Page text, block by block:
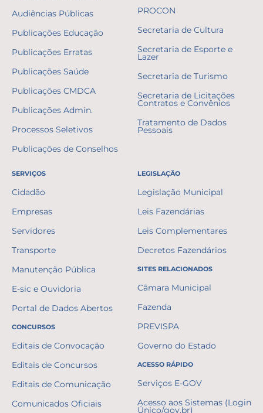
Audiências Públicas
Publicações Educação
Publicações Erratas
Publicações Saúde
Publicações CMDCA
Publicações Admin.
Processos Seletivos
Publicações de Conselhos
PROCON
Secretaria de Cultura
Secretaria de Esporte e
Lazer
Secretaria de Turismo
Secretaria de Licitações
Contratos e Convênios
Tratamento de Dados
Pessoais
SERVIÇOS
Cidadão
Empresas
Servidores
Transporte
Manutenção Pública
E-sic e Ouvidoria
Portal de Dados Abertos
CONCURSOS
Editais de Convocação
Editais de Concursos
Editais de Comunicação
Comunicados Oficiais
LEGISLAÇÃO
Legislação Municipal
Leis Fazendárias
Leis Complementares
Decretos Fazendários
SITES RELACIONADOS
Câmara Municipal
Fazenda
PREVISPA
Governo do Estado
ACESSO RÁPIDO
Serviços E-GOV
Acesso aos Sistemas (Login
Único/gov.br)